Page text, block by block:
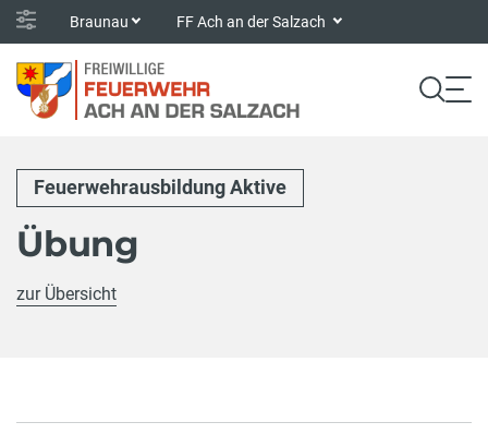
Braunau FF Ach an der Salzach
Feuerwehrausbildung Aktive
Übung
zur Übersicht